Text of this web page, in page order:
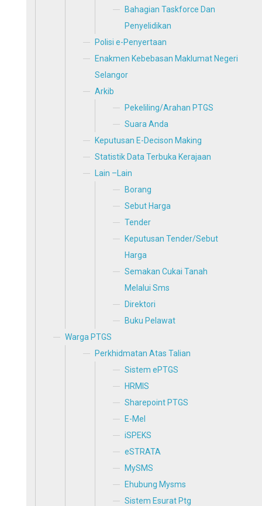
Bahagian Taskforce Dan
Penyelidikan
Polisi e-Penyertaan
Enakmen Kebebasan Maklumat Negeri
Selangor
Arkib
Pekeliling/Arahan PTGS
Suara Anda
Keputusan E-Decison Making
Statistik Data Terbuka Kerajaan
Lain –Lain
Borang
Sebut Harga
Tender
Keputusan Tender/Sebut
Harga
Semakan Cukai Tanah
Melalui Sms
Direktori
Buku Pelawat
Warga PTGS
Perkhidmatan Atas Talian
Sistem ePTGS
HRMIS
Sharepoint PTGS
E-Mel
iSPEKS
eSTRATA
MySMS
Ehubung Mysms
Sistem Esurat Ptg